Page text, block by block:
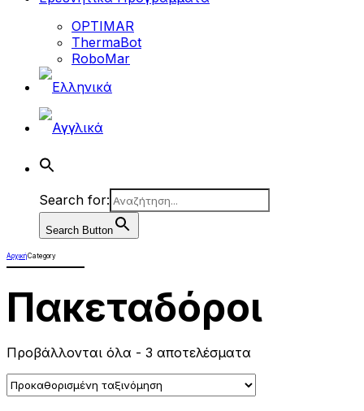
OPTIMAR
ThermaBot
RoboMar
Search for:
Search Button
ΑρχικήCategory
Πακεταδόροι
Προβάλλονται όλα - 3 αποτελέσματα